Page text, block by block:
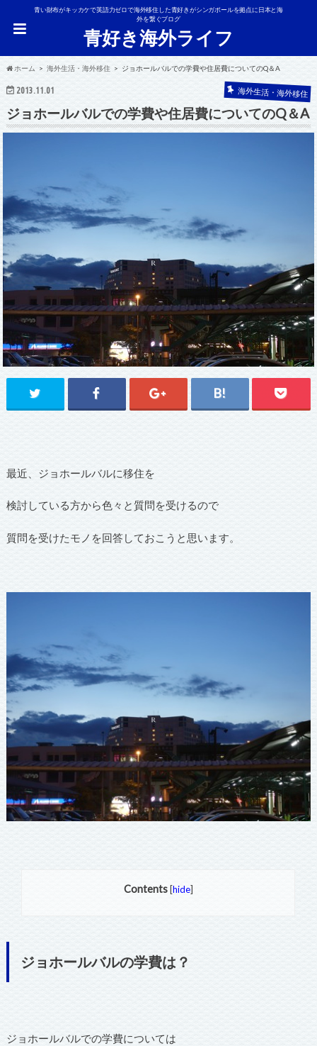
青い財布がキッカケで英語力ゼロで海外移住した青好きがシンガポールを拠点に日本と海
外を繋ぐブログ
青好き海外ライフ
ホーム 海外生活・海外移住 ジョホールバルでの学費や住居費についてのQ＆A
2013.11.01 海外生活・海外移住
ジョホールバルでの学費や住居費についてのQ＆A
最近、ジョホールバルに移住を
検討している方から色々と質問を受けるので
質問を受けたモノを回答しておこうと思います。
Contents [hide]
ジョホールバルの学費は？
ジョホールバルでの学費については